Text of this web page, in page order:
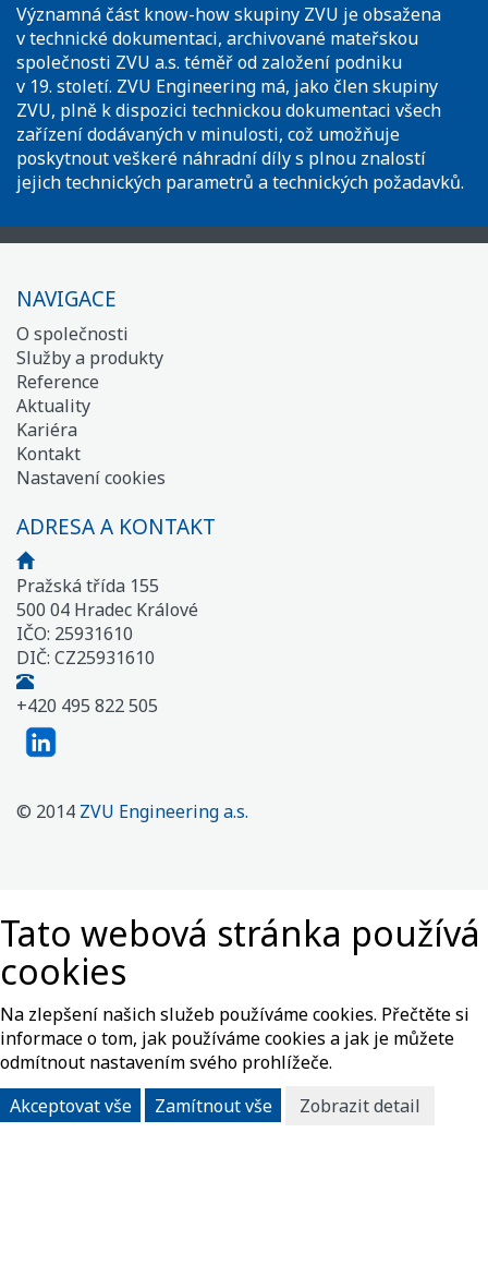
Významná část know-how skupiny ZVU je obsažena
v technické dokumentaci, archivované mateřskou
společnosti ZVU a.s. téměř od založení podniku
v 19. století. ZVU Engineering má, jako člen skupiny
ZVU, plně k dispozici technickou dokumentaci všech
zařízení dodávaných v minulosti, což umožňuje
poskytnout veškeré náhradní díly s plnou znalostí
jejich technických parametrů a technických požadavků.
NAVIGACE
O společnosti
Služby a produkty
Reference
Aktuality
Kariéra
Kontakt
Nastavení cookies
ADRESA A KONTAKT
Pražská třída 155
500 04 Hradec Králové
IČO: 25931610
DIČ: CZ25931610
+420 495 822 505
© 2014 ZVU Engineering a.s.
Tato webová stránka používá
cookies
Na zlepšení našich služeb používáme cookies. Přečtěte si
informace o tom, jak používáme cookies a jak je můžete
odmítnout nastavením svého prohlížeče.
Akceptovat vše
Zamítnout vše Zobrazit detail